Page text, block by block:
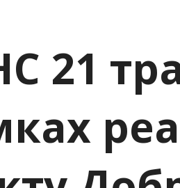
21